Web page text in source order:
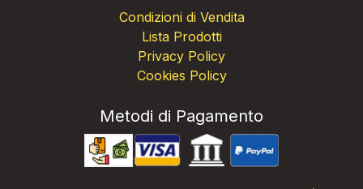
Condizioni di Vendita
Lista Prodotti
Privacy Policy
Cookies Policy
Metodi di Pagamento